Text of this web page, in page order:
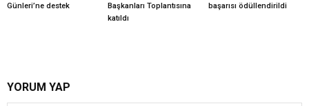
Günleri’ne destek
Başkanları Toplantısına
katıldı
başarısı ödüllendirildi
YORUM YAP